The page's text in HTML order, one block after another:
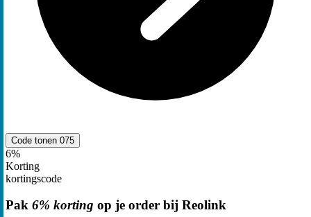
Code tonen 075
6%
Korting
kortingscode
Pak 6% korting op je order bij Reolink